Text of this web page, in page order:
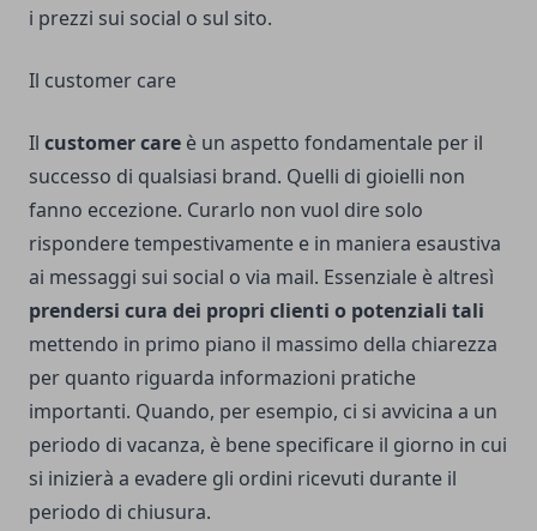
i prezzi sui social o sul sito.
Il customer care
Il customer care è un aspetto fondamentale per il
successo di qualsiasi brand. Quelli di gioielli non
fanno eccezione. Curarlo non vuol dire solo
rispondere tempestivamente e in maniera esaustiva
ai messaggi sui social o via mail. Essenziale è altresì
prendersi cura dei propri clienti o potenziali tali
mettendo in primo piano il massimo della chiarezza
per quanto riguarda informazioni pratiche
importanti. Quando, per esempio, ci si avvicina a un
periodo di vacanza, è bene specificare il giorno in cui
si inizierà a evadere gli ordini ricevuti durante il
periodo di chiusura.